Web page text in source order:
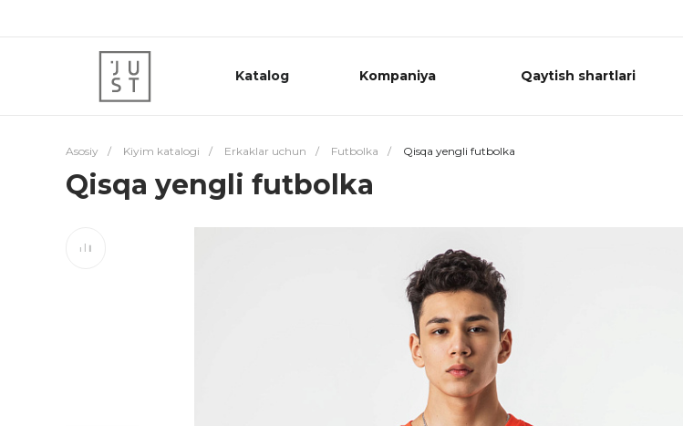
Katalog Kompaniya Qaytish shartlari
Asosiy / Kiyim katalogi / Erkaklar uchun / Futbolka / Qisqa yengli futbolka
Qisqa yengli futbolka